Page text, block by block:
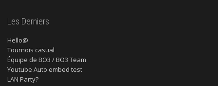
Les Derniers
Hello@
Tournois casual
Équipe de BO3 / BO3 Team
Youtube Auto embed test
LAN Party?